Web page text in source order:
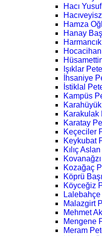
Hacı
Hamza
Hanay
Işıklar
İhsaniye
İstiklal
Kampüs
Karakulak
Karatay
Keçeciler
Keykubat
Kılıç
Kozağaç
Köprü
Köyceğiz
Malazgirt
Mehmet
Mengene
Meram